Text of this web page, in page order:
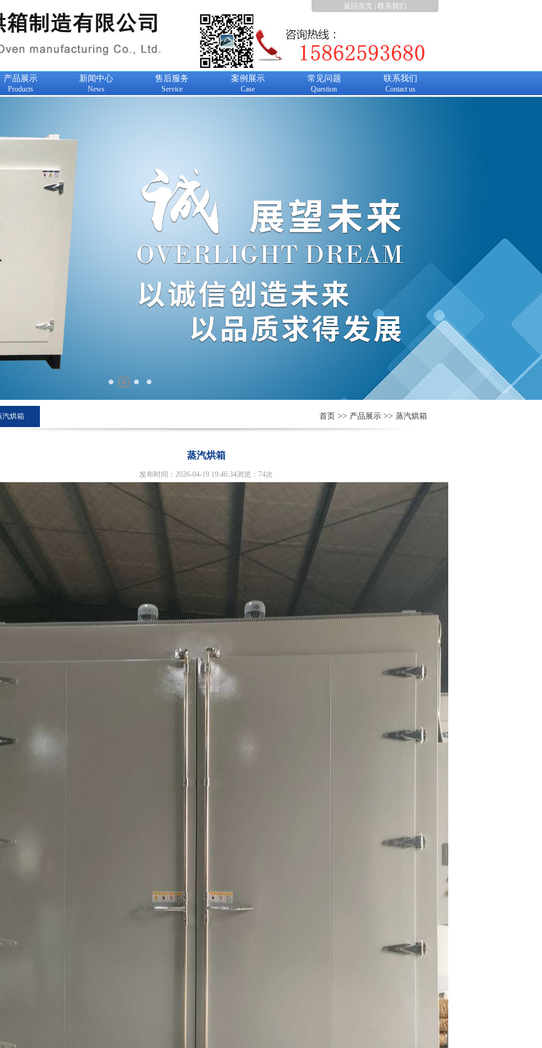
返回首页 联系我们
产品展示
Products
新闻中心
News
售后服务
Service
案例展示
Case
常见问题
Question
联系我们
Contact us
汽烘箱 首页>> 产品展示>> 蒸汽烘箱
蒸汽烘箱
发布时间：2026-04-19 19:46:34浏览： 74次